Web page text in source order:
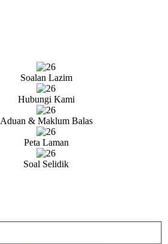
Soalan Lazim
Hubungi Kami
Aduan & Maklum Balas
Peta Laman
Soal Selidik